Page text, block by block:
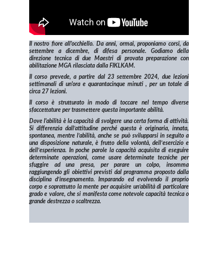
Il nostro fiore all'occhiello. Da anni, ormai, proponiamo corsi, da
settembre a dicembre, di difesa personale. Godiamo della
direzione tecnica di due Maestri di provata preparazione con
abilitazione MGA rilasciata dalla FIKLKAM.
Il corso prevede, a partire dal 23 settembre 2024, due lezioni
settimanali di un'ora e quarantacinque minuti , per un totale di
circa 27 lezioni.
Il corso è strutturato in modo di toccare nel tempo diverse
sfaccettature per trasmettere questa importante abilità.
Dove l'abilità è la capacità di svolgere una certa forma di attività.
Si differenzia dall’attitudine perché questa è originaria, innata,
spontanea, mentre l’abilità, anche se può svilupparsi in seguito a
una disposizione naturale, è frutto della volontà, dell’esercizio e
dell’esperienza. In poche parole la capacità acquisita di eseguire
determinate operazioni, come usare determinate tecniche per
sfuggire ad una presa, per parare un colpo, insomma
raggiungendo gli obiettivi previsti dal programma proposto dalla
disciplina d’insegnamento. Imparando ed evolvendo il proprio
corpo e soprattutto la mente per acquisire un’abilità di particolare
grado e valore, che si manifesta come notevole capacità tecnica o
grande destrezza o scaltrezza.